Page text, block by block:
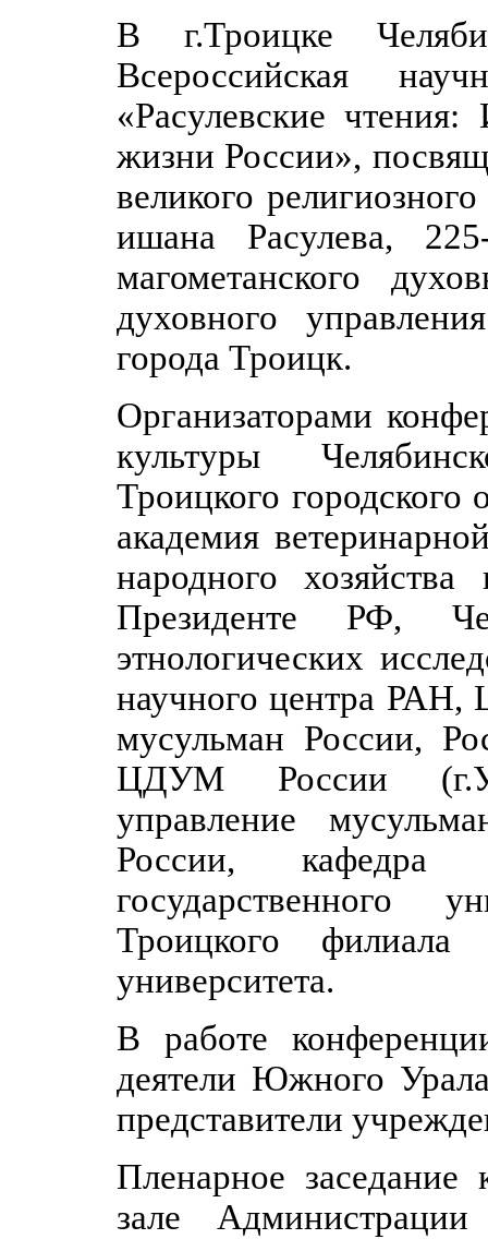
В г.Троицке
Всероссийская
«Расулевские
жизни России»,
великого
ишана Расулева,
магометанского
духовного
города Троицк.
Организаторами
культуры
Троицкого городского
академия
народного
Президенте РФ,
этнологических
научного центра РАН,
мусульман России,
ЦДУМ России
управление
России, кафедра
государственного
Троицкого филиала
университета.
В работе
деятели Южного
представители
Пленарное
зале